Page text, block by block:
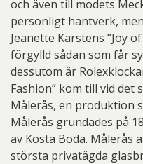
och även till modets
personligt hantverk,
Jeanette Karstens ”Joy
förgylld sådan som får
dessutom är
Fashion” kom till vid det
Målerås, en produktion
Målerås grundades på
av Kosta Boda. Målerås
största privatägda